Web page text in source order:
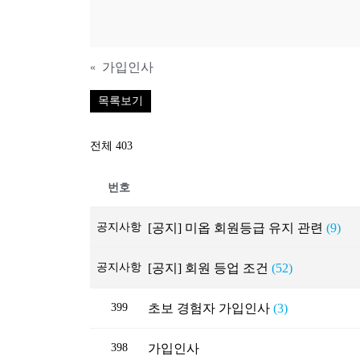
« 가입인사
목록보기
전체 403
번호
공지사항 [공지] 미옵 회원등급 유지 관련 (9)
공지사항 [공지] 회원 등업 조건 (52)
399 초보 경험자 가입인사 (3)
398 가입인사